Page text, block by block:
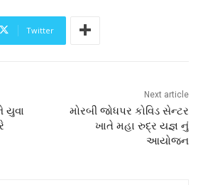
Twitter
યુવા
Next article
મોરબી જોધપર કોવિડ સેન્ટર
ખાતે મહા રુદ્ર યજ્ઞ નું
આયોજન